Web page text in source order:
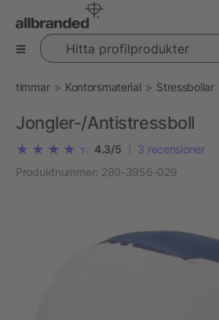
Hitta profilprodukter
timmar Kontorsmaterial Stressbollar
Jongler-/Antistressboll
4.3/5 3 recensioner
Produktnummer: 280-3956-029